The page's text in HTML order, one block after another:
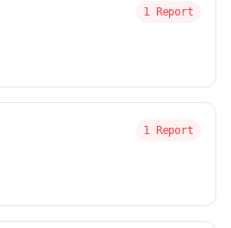
1 Report
1 Report